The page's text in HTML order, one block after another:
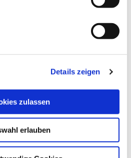
Details zeigen
zulassen
erlauben
Zusammenhang zwischen
und einer dreijährigen
Ursachen-Wirkung-
diesen beiden Ereignissen
lässt sie die
gefährlicheren Licht
Wissenschaftler nur